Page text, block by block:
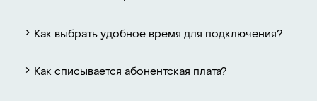
Как выбрать удобное время для подключения?
Как списывается абонентская плата?